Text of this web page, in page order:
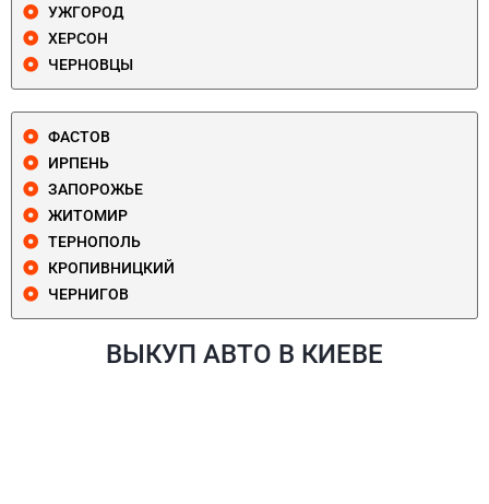
УЖГОРОД
ХЕРСОН
ЧЕРНОВЦЫ
ФАСТОВ
ИРПЕНЬ
ЗАПОРОЖЬЕ
ЖИТОМИР
ТЕРНОПОЛЬ
КРОПИВНИЦКИЙ
ЧЕРНИГОВ
ВЫКУП АВТО В КИЕВЕ